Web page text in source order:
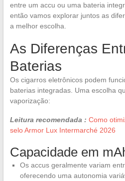
entre um accu ou uma bateria
então vamos explorar juntos as
a melhor escolha.
As Diferenças
Baterias
Os cigarros eletrônicos podem
baterias integradas. Uma escolha
vaporização:
Leitura recomendada : Como
selo Armor Lux Intermarché 2026
Capacidade em
Os accus geralmente variam
oferecendo uma autonomia